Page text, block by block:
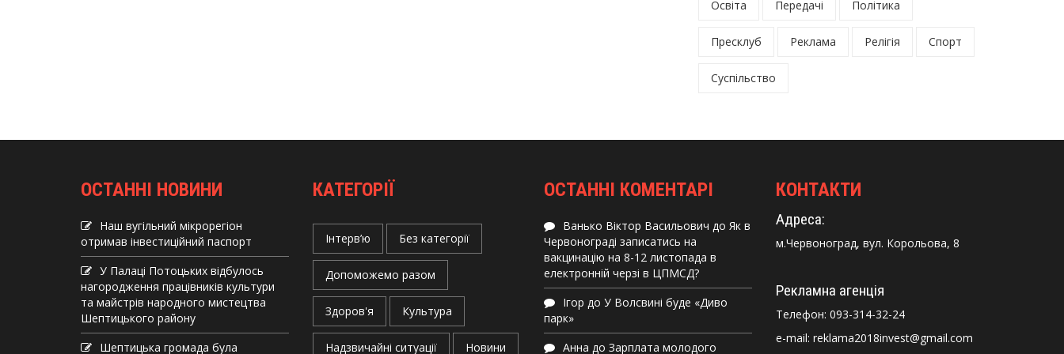
Освіта Передачі Політика
Пресклуб Реклама Релігія Спорт
Суспільство
ОСТАННІ НОВИНИ
Наш вугільний мікрорегіон
отримав інвеcтиційний паспорт
У Палаці Потоцьких відбулось
нагородження працівників культури
та майстрів народного мистецтва
Шептицького району
Шептицька громада була
КАТЕГОРІЇ
Інтерв’ю Без категорії
Допоможемо разом
Здоров'я Культура
Надзвичайні ситуації Новини
ОСТАННІ КОМЕНТАРІ
Ванько Віктор Васильович до Як в
Червонограді записатись на
вакцинацію на 8-12 листопада в
електронній черзі в ЦПМСД?
Ігор до У Волсвині буде «Диво
парк»
Анна до Зарплата молодого
КОНТАКТИ
Адреса:
м.Червоноград, вул. Корольова, 8
Рекламна агенція
Телефон: 093-314-32-24
e-mail: reklama2018invest@gmail.com